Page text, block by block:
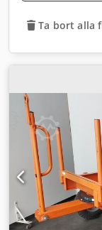
Ta bort alla